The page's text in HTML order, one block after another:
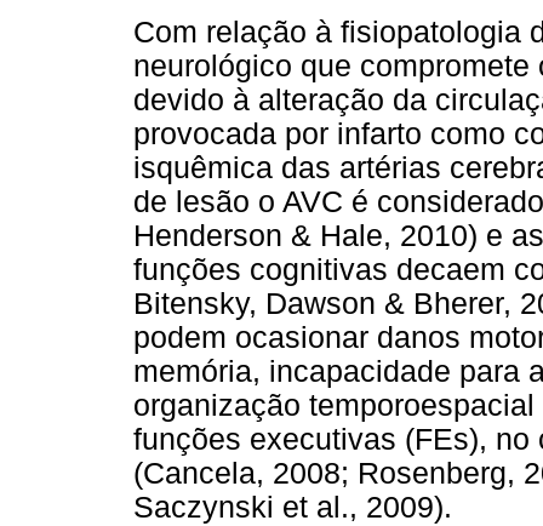
Com relação à fisiopatologia
neurológico que
devido à alteração da
provocada por infarto como
isquêmica das artérias
de lesão o AVC é
Henderson & Hale, 2010) e
funções cognitivas decaem
Bitensky, Dawson & Bherer,
podem ocasionar danos
memória, incapacidade para
organização
funções executivas (FEs),
(Cancela, 2008; Rosenberg,
Saczynski et al., 2009).